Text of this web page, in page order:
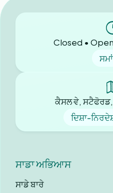
Closed •
ਕੈਸਲ ਵੇ, ਸਟੈਫੋਰਡ,
ਦਿਸ਼ਾ-
ਸਾਡਾ ਅਭਿਆਸ
ਸਾਡੇ ਬਾਰੇ